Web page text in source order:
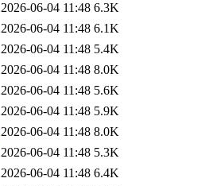
2026-06-04 11:48 6.3K
2026-06-04 11:48 6.1K
2026-06-04 11:48 5.4K
2026-06-04 11:48 8.0K
2026-06-04 11:48 5.6K
2026-06-04 11:48 5.9K
2026-06-04 11:48 8.0K
2026-06-04 11:48 5.3K
2026-06-04 11:48 6.4K